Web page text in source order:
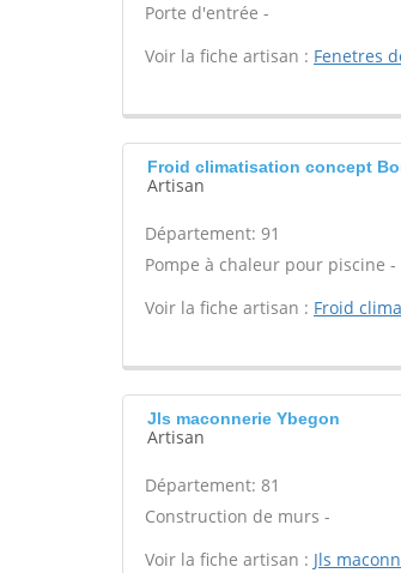
Porte d'entrée -
Voir la fiche artisan : Fenetres
Froid climatisation concept
Artisan
Département: 91
Pompe à chaleur pour piscine -
Voir la fiche artisan : Froid
Jls maconnerie Ybegon
Artisan
Département: 81
Construction de murs -
Voir la fiche artisan : Jls